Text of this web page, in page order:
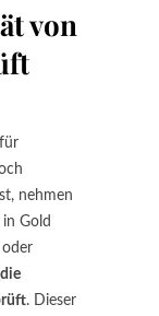
von
nehmen
Gold
. Dieser